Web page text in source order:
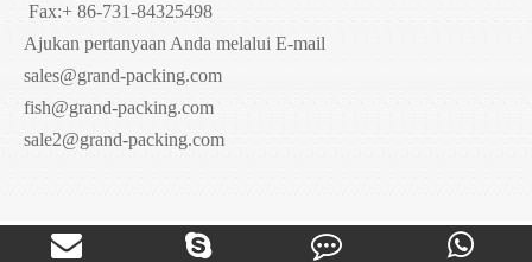
Fax:+ 86-731-84325498
Ajukan pertanyaan Anda melalui E-mail
sales@grand-packing.com
fish@grand-packing.com
sale2@grand-packing.com